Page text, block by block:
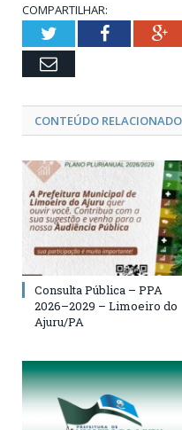
COMPARTILHAR:
TwitterFacebook
Email
CONTEÚDO RELACIONADO
Consulta Pública – PPA
2026–2029 – Limoeiro do
Ajuru/PA